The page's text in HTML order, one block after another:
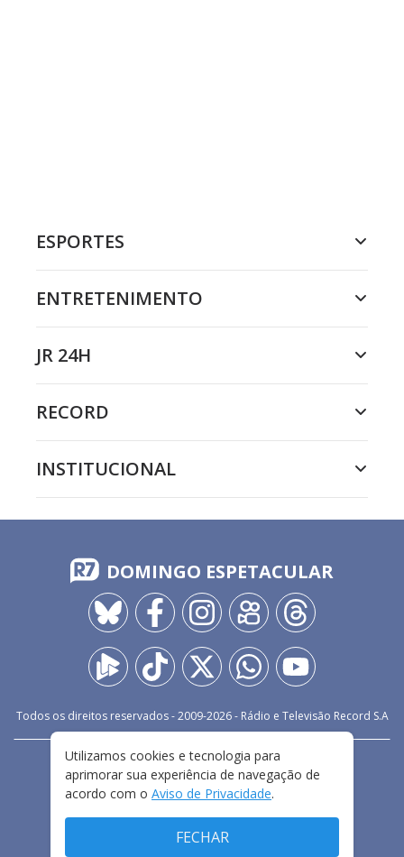
ESPORTES
ENTRETENIMENTO
JR 24H
RECORD
INSTITUCIONAL
DOMINGO ESPETACULAR
Todos os direitos reservados - 2009-2026- Rádio e Televisão Record S.A
FALE CONOSCO
PRIVACIDADE
TERMOS E CONDIÇÕES DE USO
Utilizamos cookies e tecnologia para
aprimorar sua experiência de navegação de
acordo com o Aviso de Privacidade.
FECHAR